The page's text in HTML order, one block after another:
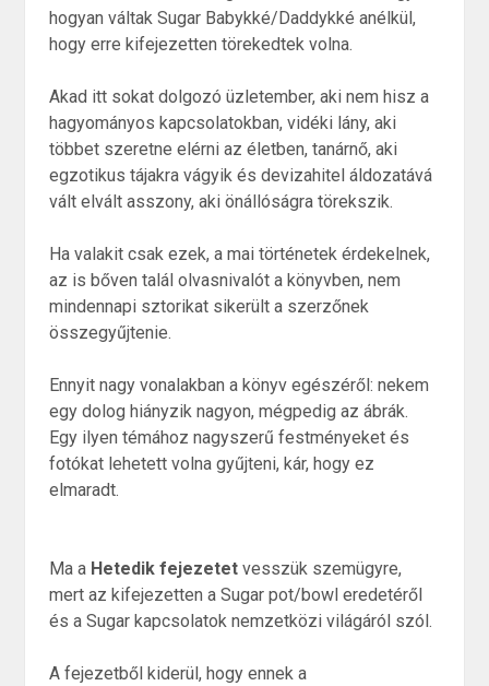
hogyan váltak Sugar Babykké/Daddykké anélkül,
hogy erre kifejezetten törekedtek volna.
Akad itt sokat dolgozó üzletember, aki nem hisz a
hagyományos kapcsolatokban, vidéki lány, aki
többet szeretne elérni az életben, tanárnő, aki
egzotikus tájakra vágyik és devizahitel áldozatává
vált elvált asszony, aki önállóságra törekszik.
Ha valakit csak ezek, a mai történetek érdekelnek,
az is bőven talál olvasnivalót a könyvben, nem
mindennapi sztorikat sikerült a szerzőnek
összegyűjtenie.
Ennyit nagy vonalakban a könyv egészéről: nekem
egy dolog hiányzik nagyon, mégpedig az ábrák.
Egy ilyen témához nagyszerű festményeket és
fotókat lehetett volna gyűjteni, kár, hogy ez
elmaradt.
Ma a Hetedik fejezetetvesszük szemügyre,
mert az kifejezetten a Sugar pot/bowl eredetéről
és a Sugar kapcsolatok nemzetközi világáról szól.
A fejezetből kiderül, hogy ennek a